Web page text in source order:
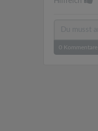
0 Kommentare